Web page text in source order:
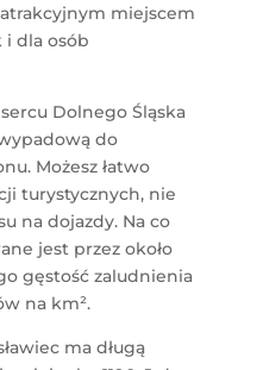
miejscem
i dla osób
Dolnego Śląska
do
Możesz łatwo
turystycznych, nie
na dojazdy. Na co
jest przez około
gęstość zaludnienia
na km².
ma długą